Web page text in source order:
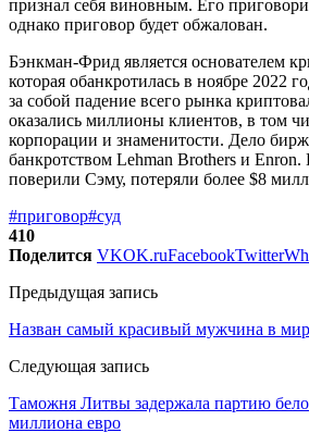
признал себя виновным. Его
однако приговор будет обжалован.
Бэнкман-Фрид является основателем
которая обанкротилась в ноябре 2022
за собой падение всего рынка
оказались миллионы клиентов, в том
корпорации и знаменитости. Дело
банкротством Lehman Brothers и
поверили Сэму, потеряли более $8
#приговор#суд
410
Поделится VKOK.ruFacebookTwitter
Предыдущая запись
Назван самый красивый мужчина в
Следующая запись
Таможня Литвы задержала партию
миллиона евро